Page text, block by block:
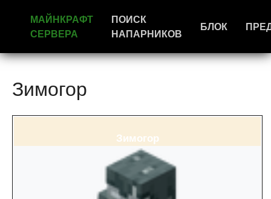
МАЙНКРАФТ
СЕРВЕРА
ПОИСК
НАПАРНИКОВ
БЛОК
Зимогор
Зимогор